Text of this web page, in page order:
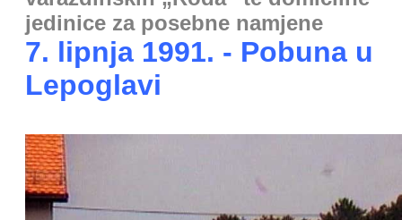
jedinice za posebne namjene
7. lipnja 1991. - Pobuna u
Lepoglavi